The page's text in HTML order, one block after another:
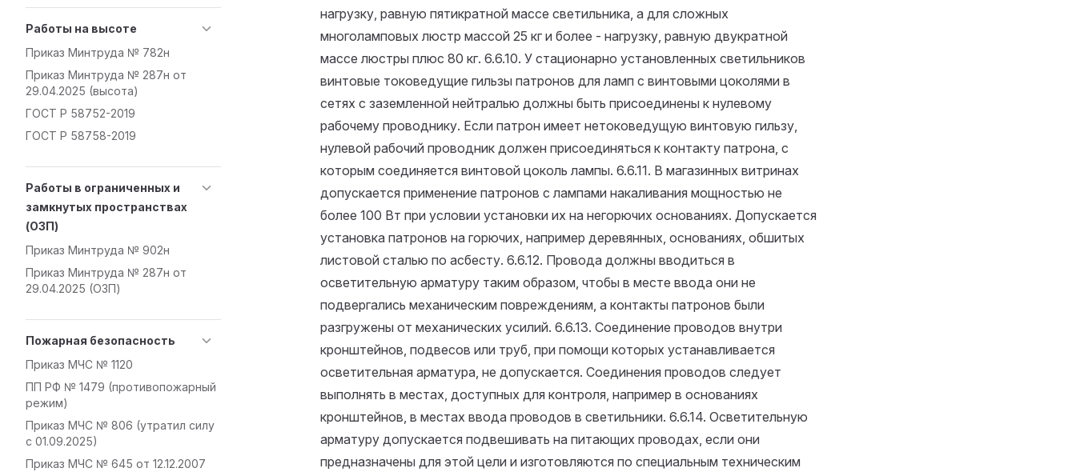
Работы на высоте
Приказ Минтруда № 782н
Приказ Минтруда № 287н от
29.04.2025 (высота)
ГОСТ Р 58752-2019
ГОСТ Р 58758-2019
Работы в ограниченных и
замкнутых пространствах
(ОЗП)
Приказ Минтруда № 902н
Приказ Минтруда № 287н от
29.04.2025 (ОЗП)
Пожарная безопасность
Приказ МЧС № 1120
ПП РФ № 1479 (противопожарный
режим)
Приказ МЧС № 806 (утратил силу
с 01.09.2025)
Приказ МЧС № 645 от 12.12.2007
нагрузку, равную пятикратной массе светильника, а для сложных
многоламповых люстр массой 25 кг и более - нагрузку, равную двукратной
массе люстры плюс 80 кг. 6.6.10. У стационарно установленных светильников
винтовые токоведущие гильзы патронов для ламп с винтовыми цоколями в
сетях с заземленной нейтралью должны быть присоединены к нулевому
рабочему проводнику. Если патрон имеет нетоковедущую винтовую гильзу,
нулевой рабочий проводник должен присоединяться к контакту патрона, с
которым соединяется винтовой цоколь лампы. 6.6.11. В магазинных витринах
допускается применение патронов с лампами накаливания мощностью не
более 100 Вт при условии установки их на негорючих основаниях. Допускается
установка патронов на горючих, например деревянных, основаниях, обшитых
листовой сталью по асбесту. 6.6.12. Провода должны вводиться в
осветительную арматуру таким образом, чтобы в месте ввода они не
подвергались механическим повреждениям, а контакты патронов были
разгружены от механических усилий. 6.6.13. Соединение проводов внутри
кронштейнов, подвесов или труб, при помощи которых устанавливается
осветительная арматура, не допускается. Соединения проводов следует
выполнять в местах, доступных для контроля, например в основаниях
кронштейнов, в местах ввода проводов в светильники. 6.6.14. Осветительную
арматуру допускается подвешивать на питающих проводах, если они
предназначены для этой цели и изготовляются по специальным техническим